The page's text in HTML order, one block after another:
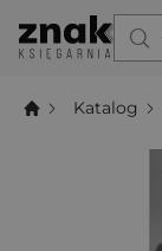
Katalog